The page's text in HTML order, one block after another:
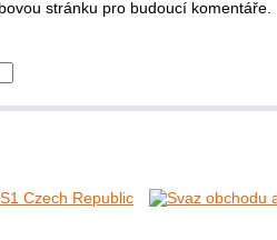
stránku pro budoucí komentáře.